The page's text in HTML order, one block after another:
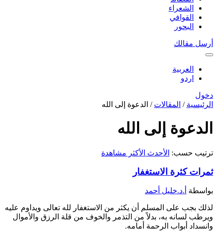
الشعراء
القوافي
البحور
أرسل مقالك
العربية
اردو
دخول
الرئيسية / المقالات / الدعوة إلى الله
الدعوة إلى الله
ترتيب حسب: الأحدث الأكثر مشاهدة
ثمرات كثرة الاستغفار
بواسطة أ.د.خليل أحمد
لذلك بجب على المسلم أن يكثر من الاستغفار لله تعالى ويداوم عليه
ويرطب لسانه به، بدلاً من التذمر والخوف من قلة الرزق والأموال
وانسداد أبواب الرحمة أمامه.